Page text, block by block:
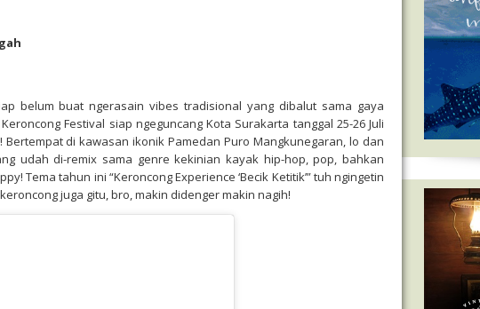
belum buat ngerasain vibes tradisional yang dibalut sama gaya
Festival siap ngeguncang Kota Surakarta tanggal 25-26 Juli
di kawasan ikonik Pamedan Puro Mangkunegaran, lo dan
udah di-remix sama genre kekinian kayak hip-hop, pop, bahkan
Tema tahun ini “Keroncong Experience ‘Becik Ketitik’” tuh ngingetin
juga gitu, bro, makin didenger makin nagih!